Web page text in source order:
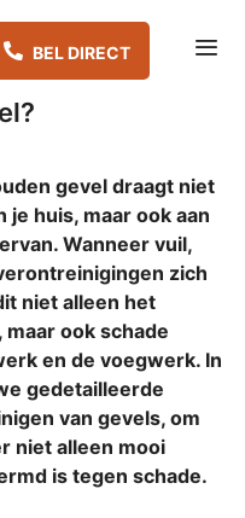
gevel draagt niet
je huis, maar ook aan
Wanneer vuil,
zich
niet alleen het
ook schade
en de voegwerk. In
gedetailleerde
van gevels, om
niet alleen mooi
is tegen schade.